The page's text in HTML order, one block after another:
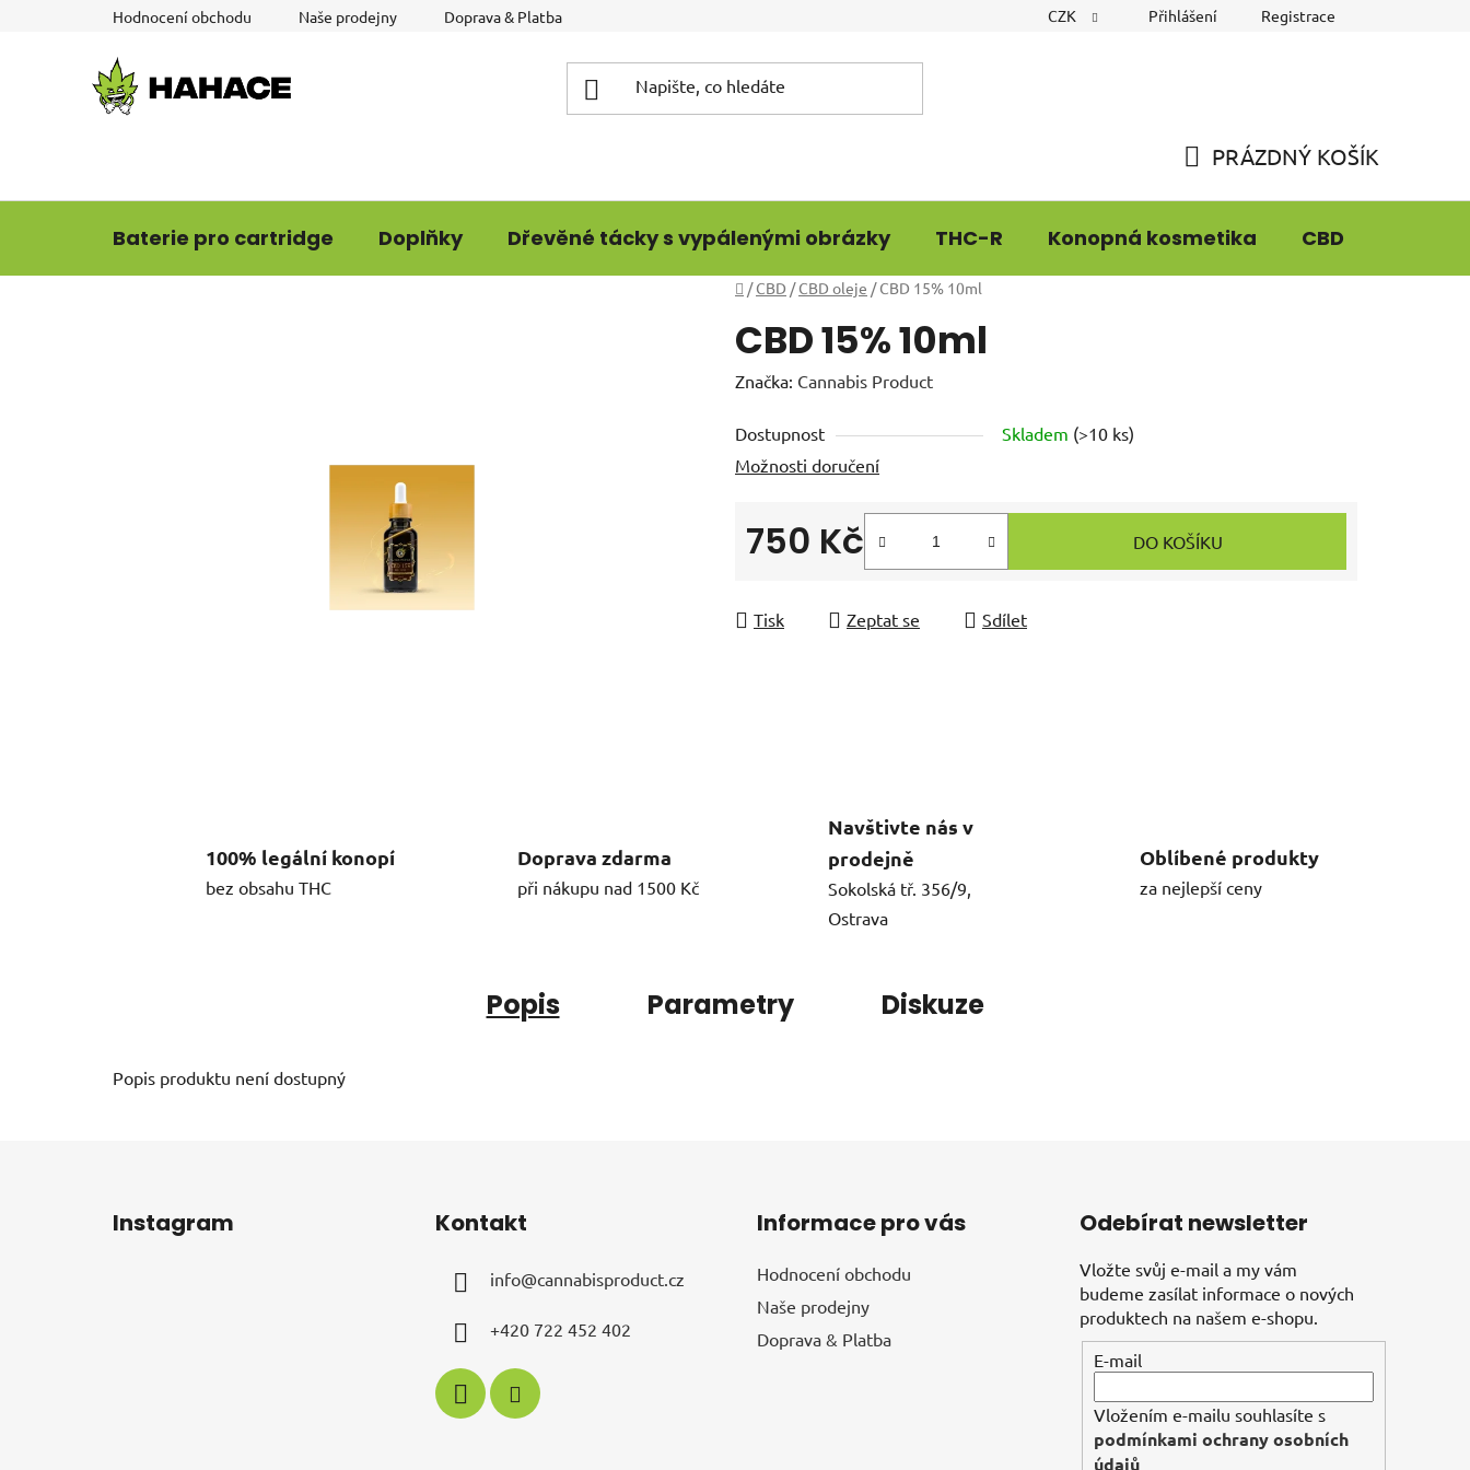
Hodnocení obchodu Naše prodejny Doprava & Platba CZK Přihlášení Registrace
KOŠÍK
PRÁZDNÝ KOŠÍK
Baterie pro cartridge Doplňky Dřevěné tácky s vypálenými obrázky THC-R Konopná kosmetika CBD
Domů
/ CBD / CBD oleje / CBD 15% 10ml
CBD 15% 10ml
Značka: Cannabis Product
Dostupnost Skladem (>10 ks)
Možnosti doručení
750 Kč DO KOŠÍKU
Tisk Zeptat se Sdílet
100% legální konopí
bez obsahu THC
Doprava zdarma
při nákupu nad 1500 Kč
Navštivte nás v
prodejně
Sokolská tř. 356/9,
Ostrava
Oblíbené produkty
za nejlepší ceny
Popis Parametry Diskuze
Popis produktu není dostupný
Instagram Kontakt
info@cannabisproduct.cz
+420 722 452 402
Informace pro vás
Hodnocení obchodu
Naše prodejny
Doprava & Platba
Odebírat newsletter
Vložte svůj e-mail a my vám
budeme zasílat informace o nových
produktech na našem e-shopu.
E-mail
Vložením e-mailu souhlasíte s
podmínkami ochrany osobních
údajů